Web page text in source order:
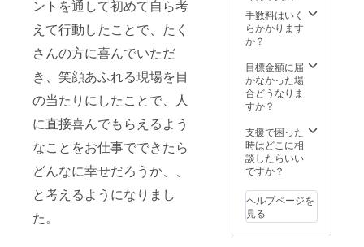
ントを通して初めて自ら考
えて行動したことで、 たく
さんの方に喜んでいただ
き、笑顔あふれる現場を目
の当たりにしたことで、人
に直接喜んでもらえるよう
なことをお仕事でできたら
どんなに幸せだろうか、、
と考えるようになりまし
た。
手数料はいく
らかかります
か？
目標金額に届
かなかった場
合どうなりま
すか？
支援で困った
時はどこに相
談したらいい
ですか？
ヘルプページを
見る